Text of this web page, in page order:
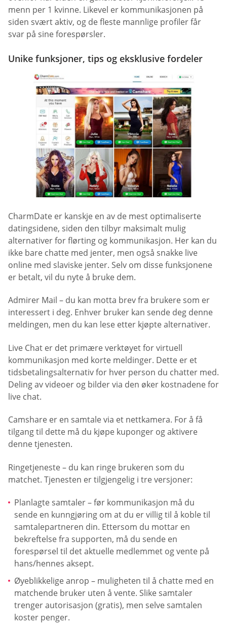
menn per 1 kvinne. Likevel er kommunikasjonen på
siden svært aktiv, og de fleste mannlige profiler får
svar på sine forespørsler.
Unike funksjoner, tips og eksklusive fordeler
CharmDate er kanskje en av de mest optimaliserte
datingsidene, siden den tilbyr maksimalt mulig
alternativer for flørting og kommunikasjon. Her kan du
ikke bare chatte med jenter, men også snakke live
online med slaviske jenter. Selv om disse funksjonene
er betalt, vil du nyte å bruke dem.
Admirer Mail – du kan motta brev fra brukere som er
interessert i deg. Enhver bruker kan sende deg denne
meldingen, men du kan lese etter kjøpte alternativer.
Live Chat er det primære verktøyet for virtuell
kommunikasjon med korte meldinger. Dette er et
tidsbetalingsalternativ for hver person du chatter med.
Deling av videoer og bilder via den øker kostnadene for
live chat.
Camshare er en samtale via et nettkamera. For å få
tilgang til dette må du kjøpe kuponger og aktivere
denne tjenesten.
Ringetjeneste – du kan ringe brukeren som du
matchet. Tjenesten er tilgjengelig i tre versjoner:
Planlagte samtaler – før kommunikasjon må du
sende en kunngjøring om at du er villig til å koble til
samtalepartneren din. Ettersom du mottar en
bekreftelse fra supporten, må du sende en
forespørsel til det aktuelle medlemmet og vente på
hans/hennes aksept.
Øyeblikkelige anrop – muligheten til å chatte med en
matchende bruker uten å vente. Slike samtaler
trenger autorisasjon (gratis), men selve samtalen
koster penger.